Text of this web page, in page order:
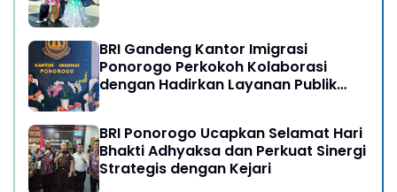
BRI Gandeng Kantor Imigrasi
Ponorogo Perkokoh Kolaborasi
dengan Hadirkan Layanan Publik
BRI Ponorogo Ucapkan Selamat Hari
Bhakti Adhyaksa dan Perkuat Sinergi
Strategis dengan Kejari